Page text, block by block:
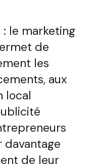
le marketing
de
les
aux
local
davantage
de leur